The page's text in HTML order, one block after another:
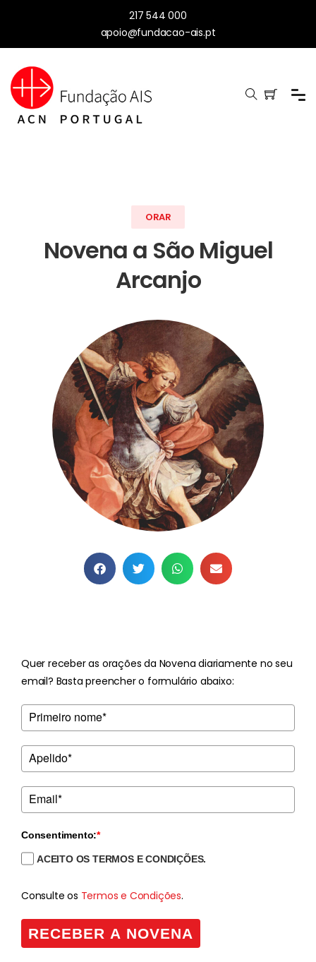
217 544 000
apoio@fundacao-ais.pt
ORAR
Novena a São Miguel
Arcanjo
Quer receber as orações da Novena diariamente no seu
email? Basta preencher o formulário abaixo:
Consentimento:*
ACEITO OS TERMOS E CONDIÇÕES.
Consulte os Termos e Condições.
RECEBER A NOVENA